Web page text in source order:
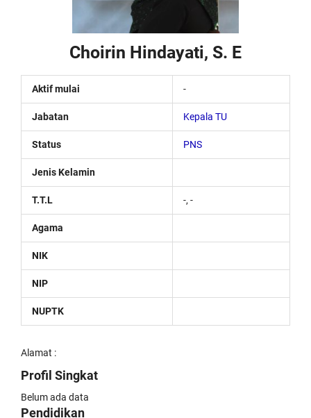
Choirin Hindayati, S. E
Aktif mulai -
Jabatan Kepala TU
Status PNS
Jenis Kelamin
T.T.L -, -
Agama
NIK
NIP
NUPTK
Alamat :
Profil Singkat
Belum ada data
Pendidikan